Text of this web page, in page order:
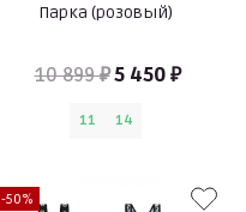
Парка (розовый)
10 899 ₽5 450 ₽
11 14
-50%